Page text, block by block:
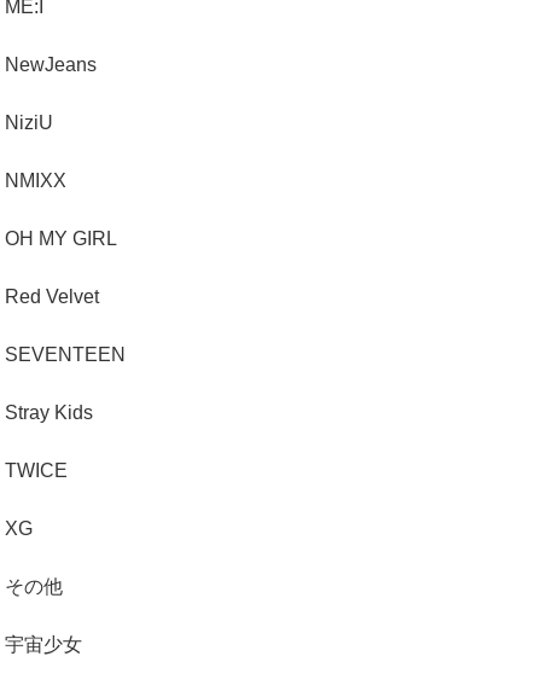
ME:I
NewJeans
NiziU
NMIXX
OH MY GIRL
Red Velvet
SEVENTEEN
Stray Kids
TWICE
XG
その他
宇宙少女